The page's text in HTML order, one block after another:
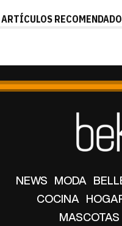
ARTÍCULOS
NEWS MODA
COCINA
MASCOTAS